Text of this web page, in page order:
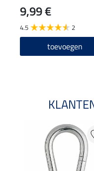
9,99 €
4.5 2
toevoegen